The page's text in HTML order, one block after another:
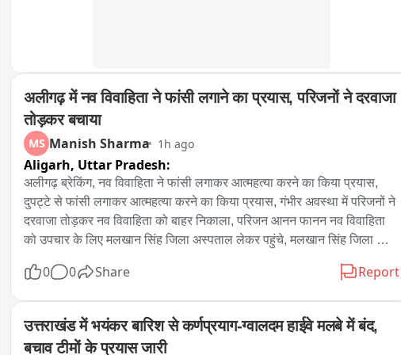
अलीगढ़ में नव विवाहिता ने फांसी लगाने का प्रयास, परिजनों ने दरवाजा
तोड़कर बचाया
MS Manish Sharma 1h ago
Aligarh, Uttar Pradesh:
अलीगढ़ ब्रेकिंग, नव विवाहिता ने फांसी लगाकर आत्महत्या करने का किया प्रयास,
दुपट्टे से फांसी लगाकर आत्महत्या करने का किया प्रयास, गंभीर अवस्था में परिजनों ने
दरवाजा तोड़कर नव विवाहिता को बाहर निकाला, परिजन आनन फानन नव विवाहिता
को उपचार के लिए मलखान सिंह जिला अस्पताल लेकर पहुंचे, मलखान सिंह जिला
पार्क के इलाके के अंबेडकर कॉलोनी की घटना
0 0 Share Report
उत्तराखंड में भयंकर बारिश से कर्णप्रयाग-ग्वालदम हाईवे मलबे में बंद,
बचाव टीमों के प्रयास जारी